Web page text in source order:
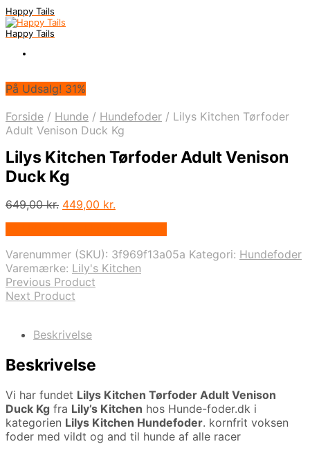
Happy Tails
Happy Tails
På Udsalg! 31%
Forside / Hunde / Hundefoder / Lilys Kitchen Tørfoder
Adult Venison Duck Kg
Lilys Kitchen Tørfoder Adult Venison
Duck Kg
649,00kr. Den
649,00 kr..
449,00 kr.
449,00 kr..
Varenummer (SKU): 3f969f13a05a Kategori: Hundefoder
Varemærke: Lily's Kitchen
Previous Product
Next Product
Beskrivelse
Beskrivelse
Vi har fundet Lilys Kitchen Tørfoder Adult Venison
Duck Kg fra Lily’s Kitchen hos Hunde-foder.dk i
kategorien Lilys Kitchen Hundefoder. kornfrit voksen
foder med vildt og and til hunde af alle racer